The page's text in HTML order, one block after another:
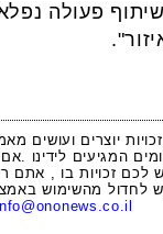
פעולה נפלא
יוצרים ועושים
המגיעים לידינו
לכם זכויות בו , אתם
לחדול מהשימוש